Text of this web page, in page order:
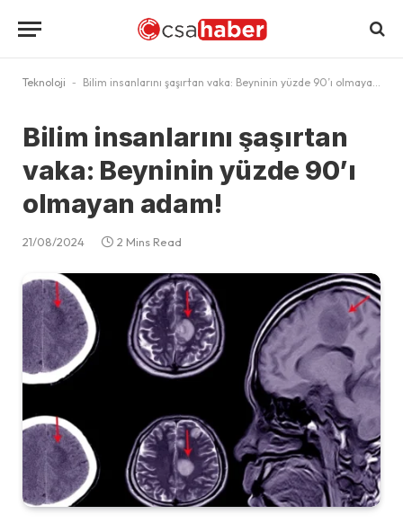
Teknoloji - Bilim insanlarını şaşırtan vaka: Beyninin yüzde 90’ı olmayan adam!
Bilim insanlarını şaşırtan
vaka: Beyninin yüzde 90’ı
olmayan adam!
21/08/2024 2 Mins Read